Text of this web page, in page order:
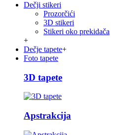
Dečji stikeri
Prozorčići
3D stikeri
Stikeri oko prekidača
+
Dečje tapete+
Foto tapete
3D tapete
Apstrakcija